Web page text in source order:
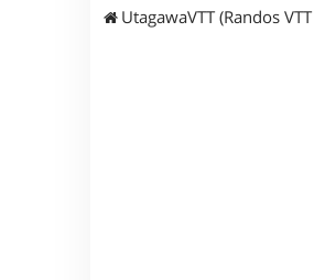
UtagawaVTT (Randos